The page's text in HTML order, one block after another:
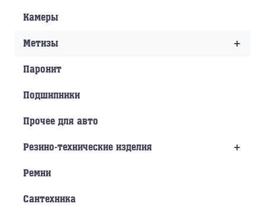
Камеры
+
Метизы
Паронит
Подшипники
Прочее для авто
+
Резино-технические изделия
Ремни
Сантехника